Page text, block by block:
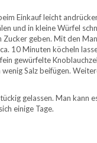
Einkauf leicht
und in kleine Würfel
Zucker geben. Mit den
10 Minuten köcheln
gewürfelte
Salz beifügen.
gelassen. Man kann
einige Tage.